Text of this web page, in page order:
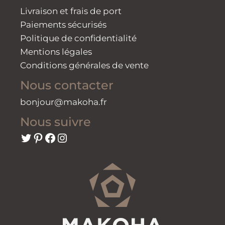
Livraison et frais de port
Paiements sécurisés
Politique de confidentialité
Mentions légales
Conditions générales de vente
Nous contacter
bonjour@makoha.fr
Nous suivre
Twitter
Pinterest
Facebook
Instagram